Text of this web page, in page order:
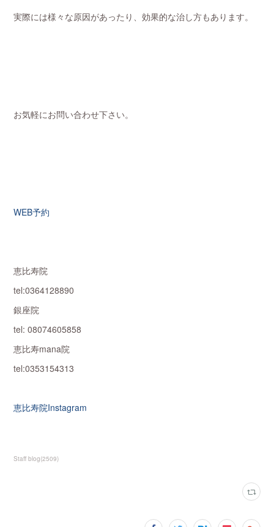
実際には様々な原因があったり、効果的な治し方もあります。
お気軽にお問い合わせ下さい。
WEB予約
恵比寿院
tel:0364128890
銀座院
tel: 08074605858
恵比寿mana院
tel:0353154313
恵比寿院Instagram
Staff blog(2509)